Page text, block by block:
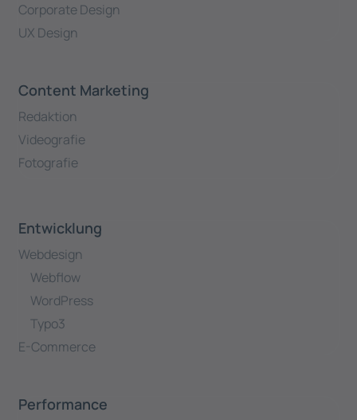
Corporate Design
UX Design
Content Marketing
Redaktion
Videografie
Fotografie
Entwicklung
Webdesign
Webflow
WordPress
Typo3
E-Commerce
Performance